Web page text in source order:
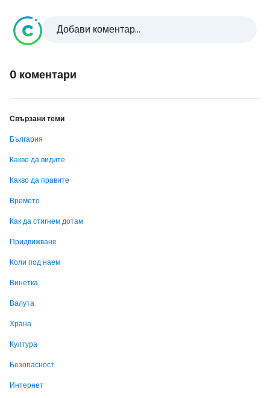
Добави коментар...
0 коментари
Свързани теми
България
Какво да видите
Какво да правите
Времето
Как да стигнем дотам
Придвижване
Коли под наем
Винетка
Валута
Храна
Култура
Безопасност
Интернет